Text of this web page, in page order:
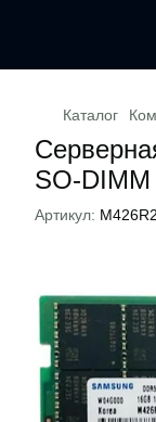
Каталог
SO-
Артикул: